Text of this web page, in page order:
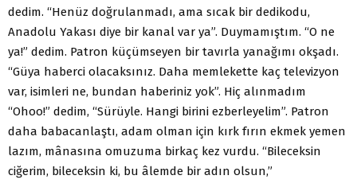
dedim. “Henüz doğrulanmadı, ama sıcak bir dedikodu,
Anadolu Yakası diye bir kanal var ya”. Duymamıştım. “O ne
ya!” dedim. Patron küçümseyen bir tavırla yanağımı okşadı.
“Güya haberci olacaksınız. Daha memlekette kaç televizyon
var, isimleri ne, bundan haberiniz yok”. Hiç alınmadım
“Ohoo!” dedim, “Sürüyle. Hangi birini ezberleyelim”. Patron
daha babacanlaştı, adam olman için kırk fırın ekmek yemen
lazım, mânasına omuzuma birkaç kez vurdu. “Bileceksin
ciğerim, bileceksin ki, bu âlemde bir adın olsun,”